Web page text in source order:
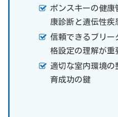
ポンスキーの健康
康診断と遺伝性疾
信頼できるブリー
格設定の理解が重
適切な室内環境の
育成功の鍵